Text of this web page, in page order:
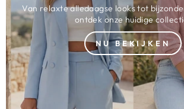
Van relaxte alledaagse looks tot
ontdek onze huidige
NU BEKIJKEN